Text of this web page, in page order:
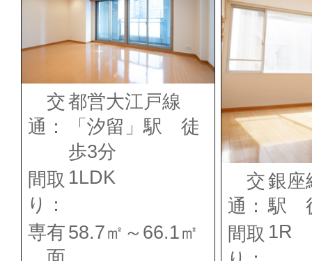
交
通：
都営大江戸線
「汐留」駅 徒
歩3分
間取
り：
1LDK
専有 58.7㎡～66.1㎡
交
通：
銀座
駅
間取 1R